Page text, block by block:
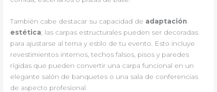
También cabe destacar su capacidad de adaptación
estética; las carpas estructurales pueden ser decoradas
para ajustarse al tema y estilo de tu evento. Esto incluye
revestimientos internos, techos falsos, pisos y paredes
rígidas que pueden convertir una carpa funcional en un
elegante salón de banquetes o una sala de conferencias
de aspecto profesional.